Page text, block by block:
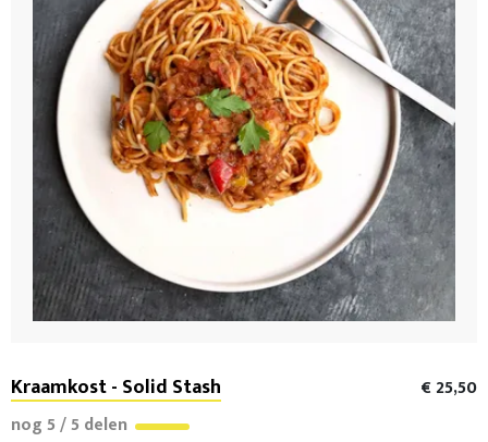
Kraamkost - Solid Stash
€ 25,50
nog 5 / 5 delen